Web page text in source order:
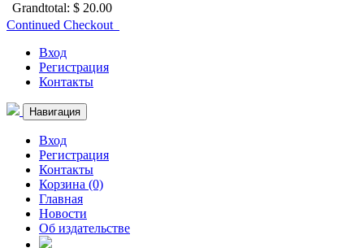
Grandtotal: $ 20.00
Continued Checkout
Вход
Регистрация
Контакты
Навигация
Вход
Регистрация
Контакты
Корзина (0)
Главная
Новости
Об издательстве